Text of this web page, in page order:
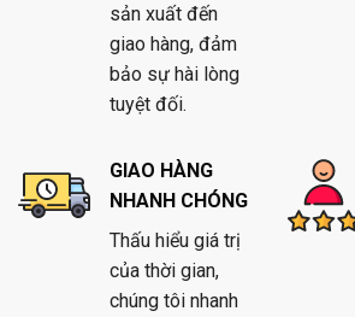
sản xuất đến
giao hàng, đảm
bảo sự hài lòng
tuyệt đối.
GIAO HÀNG
NHANH CHÓNG
Thấu hiểu giá trị
của thời gian,
chúng tôi nhanh